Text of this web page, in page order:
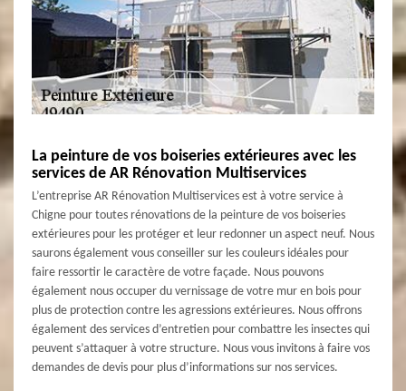
La peinture de vos boiseries extérieures avec les
services de AR Rénovation Multiservices
L’entreprise AR Rénovation Multiservices est à votre service à
Chigne pour toutes rénovations de la peinture de vos boiseries
extérieures pour les protéger et leur redonner un aspect neuf. Nous
saurons également vous conseiller sur les couleurs idéales pour
faire ressortir le caractère de votre façade. Nous pouvons
également nous occuper du vernissage de votre mur en bois pour
plus de protection contre les agressions extérieures. Nous offrons
également des services d’entretien pour combattre les insectes qui
peuvent s’attaquer à votre structure. Nous vous invitons à faire vos
demandes de devis pour plus d’informations sur nos services.